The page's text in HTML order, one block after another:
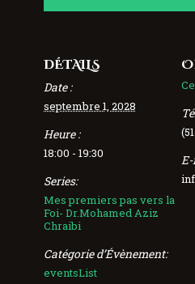
DÉTAILS
Date :
septembre 1, 2028
Heure :
18:00 - 19:30
Series:
Mes premiers pas vers la
Foi- Dr.Mohamed Aziz
Chraibi
Catégorie d’Évènement:
eventsList